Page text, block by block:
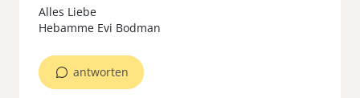
Alles Liebe
antworten